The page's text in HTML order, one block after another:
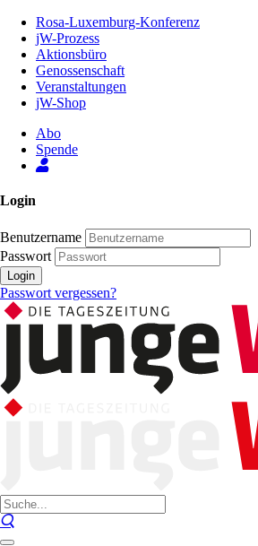
Inhalt
Seite
Rosa-Luxemburg-Konferenz
jW-Prozess
Aktionsbüro
Genossenschaft
Veranstaltungen
jW-Shop
Abo
Spende
Login
Benutzername
Passwort
Login
Passwort vergessen?